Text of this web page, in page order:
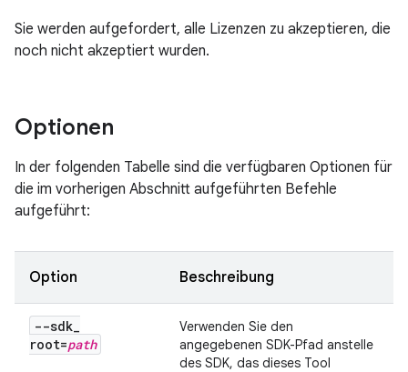
Sie werden aufgefordert, alle Lizenzen zu akzeptieren, die
noch nicht akzeptiert wurden.
Optionen
In der folgenden Tabelle sind die verfügbaren Optionen für
die im vorherigen Abschnitt aufgeführten Befehle
aufgeführt:
Option Beschreibung
--sdk_
root=path
Verwenden Sie den
angegebenen SDK-Pfad anstelle
des SDK, das dieses Tool